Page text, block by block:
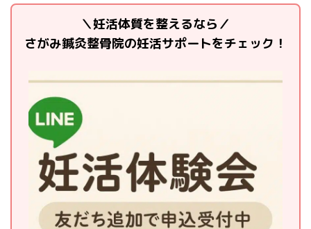
＼妊活体質を整えるなら／
さがみ鍼灸整骨院の妊活サポートをチェック！